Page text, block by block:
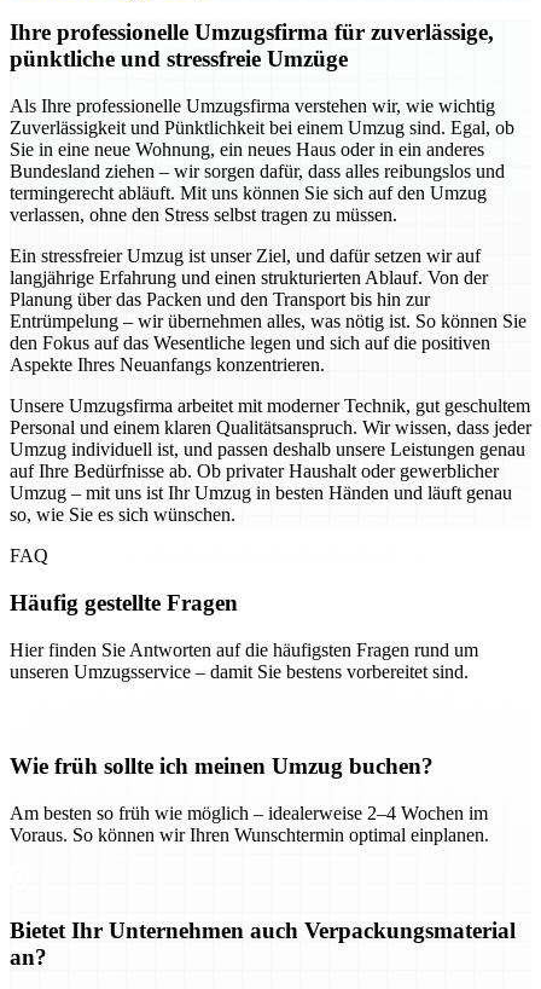
Ihre professionelle Umzugsfirma für zuverlässige,
pünktliche und stressfreie Umzüge
Als Ihre professionelle Umzugsfirma verstehen wir, wie wichtig
Zuverlässigkeit und Pünktlichkeit bei einem Umzug sind. Egal, ob
Sie in eine neue Wohnung, ein neues Haus oder in ein anderes
Bundesland ziehen – wir sorgen dafür, dass alles reibungslos und
termingerecht abläuft. Mit uns können Sie sich auf den Umzug
verlassen, ohne den Stress selbst tragen zu müssen.
Ein stressfreier Umzug ist unser Ziel, und dafür setzen wir auf
langjährige Erfahrung und einen strukturierten Ablauf. Von der
Planung über das Packen und den Transport bis hin zur
Entrümpelung – wir übernehmen alles, was nötig ist. So können Sie
den Fokus auf das Wesentliche legen und sich auf die positiven
Aspekte Ihres Neuanfangs konzentrieren.
Unsere Umzugsfirma arbeitet mit moderner Technik, gut geschultem
Personal und einem klaren Qualitätsanspruch. Wir wissen, dass jeder
Umzug individuell ist, und passen deshalb unsere Leistungen genau
auf Ihre Bedürfnisse ab. Ob privater Haushalt oder gewerblicher
Umzug – mit uns ist Ihr Umzug in besten Händen und läuft genau
so, wie Sie es sich wünschen.
FAQ
Häufig gestellte Fragen
Hier finden Sie Antworten auf die häufigsten Fragen rund um
unseren Umzugsservice – damit Sie bestens vorbereitet sind.
Wie früh sollte ich meinen Umzug buchen?
Am besten so früh wie möglich – idealerweise 2–4 Wochen im
Voraus. So können wir Ihren Wunschtermin optimal einplanen.
Bietet Ihr Unternehmen auch Verpackungsmaterial
an?